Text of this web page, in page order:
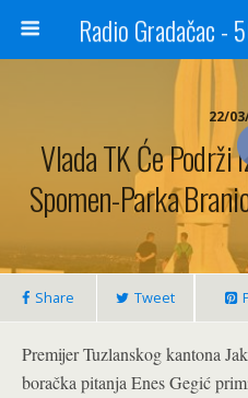
22/
Vlada TK Će
Spomen-Parka
Share Tweet
Premijer Tuzlanskog kantona
boračka pitanja Enes Gegić